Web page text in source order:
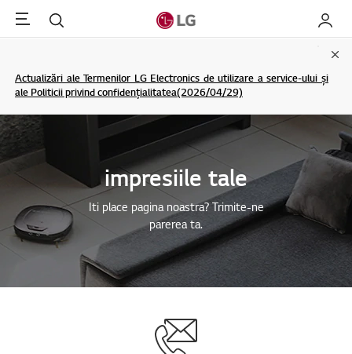
Menu Cautare My LG
Actualizări ale Termenilor LG Electronics de utilizare a service-ului și
ale Politicii privind confidențialitatea(2026/04/29)
impresiile tale
Iti place pagina noastra? Trimite-ne
parerea ta.